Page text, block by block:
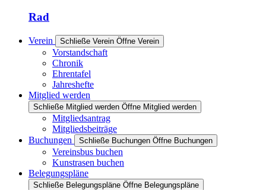
Rad
Verein Schließe Verein Öffne Verein
Vorstandschaft
Chronik
Ehrentafel
Jahreshefte
Mitglied werden
Schließe Mitglied werden Öffne Mitglied werden
Mitgliedsantrag
Mitgliedsbeiträge
Buchungen
Schließe Buchungen Öffne Buchungen
Vereinsbus buchen
Kunstrasen buchen
Belegungspläne
Schließe Belegungspläne Öffne Belegungspläne